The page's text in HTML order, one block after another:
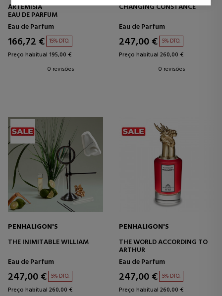
ARTEMISIA
EAU DE PARFUM
Eau de Parfum
166,72 € 15% DTO.
Preço habitual 195,00 €
0 revisões
CHANGING CONSTANCE
Eau de Parfum
247,00 € 5% DTO.
Preço habitual 260,00 €
0 revisões
PENHALIGON'S
THE INIMITABLE WILLIAM
Eau de Parfum
247,00 € 5% DTO.
Preço habitual 260,00 €
PENHALIGON'S
THE WORLD ACCORDING TO
ARTHUR
Eau de Parfum
247,00 € 5% DTO.
Preço habitual 260,00 €